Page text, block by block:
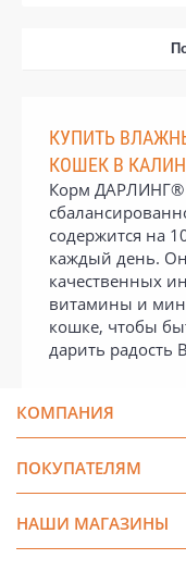
КУПИТЬ
КОШЕК В
Корм ДАРЛИНГ®
содержится на
каждый день.
качественных
витамины и
кошке, чтобы
дарить радость
КОМПАНИЯ
ПОКУПАТЕЛЯМ
НАШИ МАГАЗИНЫ